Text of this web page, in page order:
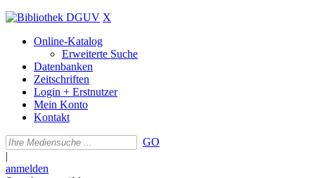
X
Online-Katalog
Erweiterte Suche
Datenbanken
Zeitschriften
Login + Erstnutzer
Mein Konto
Kontakt
GO
|
anmelden